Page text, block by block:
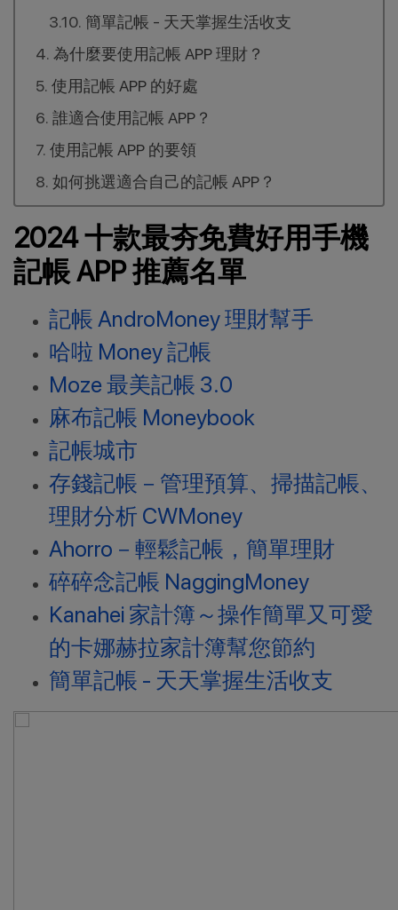
簡單記帳 - 天天掌握生活收支
為什麼要使用記帳 APP 理財？
使用記帳 APP 的好處
誰適合使用記帳 APP？
使用記帳 APP 的要領
如何挑選適合自己的記帳 APP？
2024 十款最夯免費好用手機
記帳 APP 推薦名單
記帳 AndroMoney 理財幫手
哈啦 Money 記帳
Moze 最美記帳 3.0
麻布記帳 Moneybook
記帳城市
存錢記帳－管理預算、掃描記帳、
理財分析 CWMoney
Ahorro－輕鬆記帳，簡單理財
碎碎念記帳 NaggingMoney
Kanahei 家計簿～操作簡單又可愛
的卡娜赫拉家計簿幫您節約
簡單記帳 - 天天掌握生活收支